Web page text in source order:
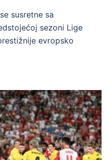
susretne sa
sezoni Lige
evropsko